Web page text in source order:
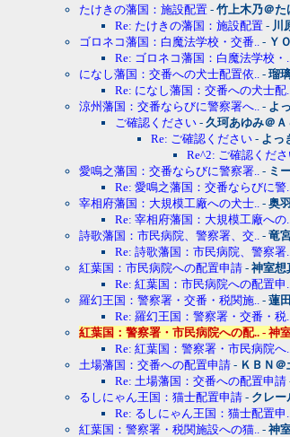
たけきの藩国：施設配置 - 竹上木乃＠た
Re: たけきの藩国：施設配置 - 川
ゴロネコ藩国：白魔法学校・交番.. - Ｙ
Re: ゴロネコ藩国：白魔法学校・
になし藩国：交番への犬士配置依.. - 瑠
Re: になし藩国：交番への犬士配
涼州藩国：交番ならびに警察署へ.. - よ
ご確認ください - 久珂あゆみ＠Ａ
Re: ご確認ください - よっ
Re^2: ご確認くだ
愛鳴之藩国：交番ならびに警察署.. - ミ
Re: 愛鳴之藩国：交番ならびに警
宰相府藩国：大規模工廠への犬士.. - 奥
Re: 宰相府藩国：大規模工廠への
詩歌藩国：市民病院、警察署、交.. - 竜
Re: 詩歌藩国：市民病院、警察署
紅葉国：市民病院への配置申請 - 神室想
Re: 紅葉国：市民病院への配置申
羅幻王国：警察署・交番・税関施.. - 蓮
Re: 羅幻王国：警察署・交番・税
紅葉国：警察署・市民病院への配.. - 神
Re: 紅葉国：警察署・市民病院へ
土場藩国：交番への配置申請 - ＫＢＮ＠
Re: 土場藩国：交番への配置申請
るしにゃん王国：猫士配置申請 - クレー
Re: るしにゃん王国：猫士配置申
紅葉国：警察署・税関施設への猫.. - 神